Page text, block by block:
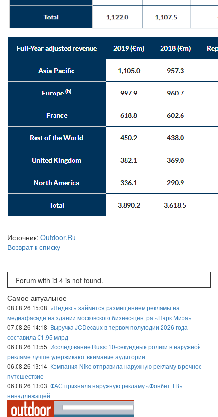
Источник: Outdoor.Ru
Возврат к списку
Forum with id 4 is not found.
Самое актуальное
08.08.26 15:08 «Яндекс» займётся размещением рекламы на
медиафасаде на здании московского бизнес-центра «Парк Мира»
07.08.26 14:18 Выручка JCDecaux в первом полугодии 2026 года
составила €1,95 млрд
06.08.26 13:55 Исследование Russ: 10-секундные ролики в наружной
рекламе лучше удерживают внимание аудитории
06.08.26 13:14 Компания Nike отправила наружную рекламу в речное
путешествие
06.08.26 13:03 ФАС признала наружную рекламу «Фонбет ТВ»
ненадлежащей